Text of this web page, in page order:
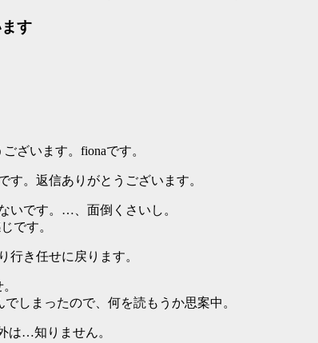
す
ざいます。fionaです。
。返信ありがとうございます。
いです。…、面倒くさいし。
です。
き任せに戻ります。
でしまったので、何を読もうか思案中。
は…知りません。